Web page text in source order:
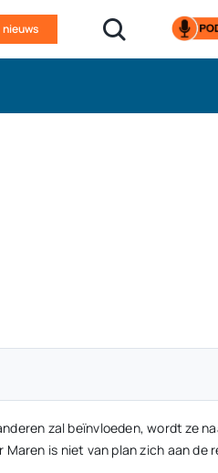
zal beïnvloeden, wordt ze
is niet van plan zich aan de